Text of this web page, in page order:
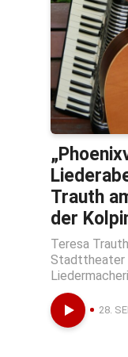
Trauth
der
Teresa
Stadttheater
28.